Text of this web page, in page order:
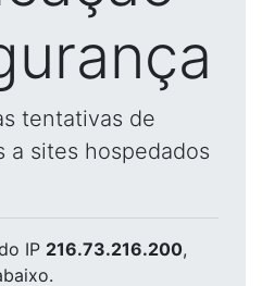
tentativas de
a sites hospedados
IP 216.73.216.200,